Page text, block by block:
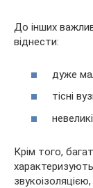
До інших
віднести:
дуже
тісні
Крім того,